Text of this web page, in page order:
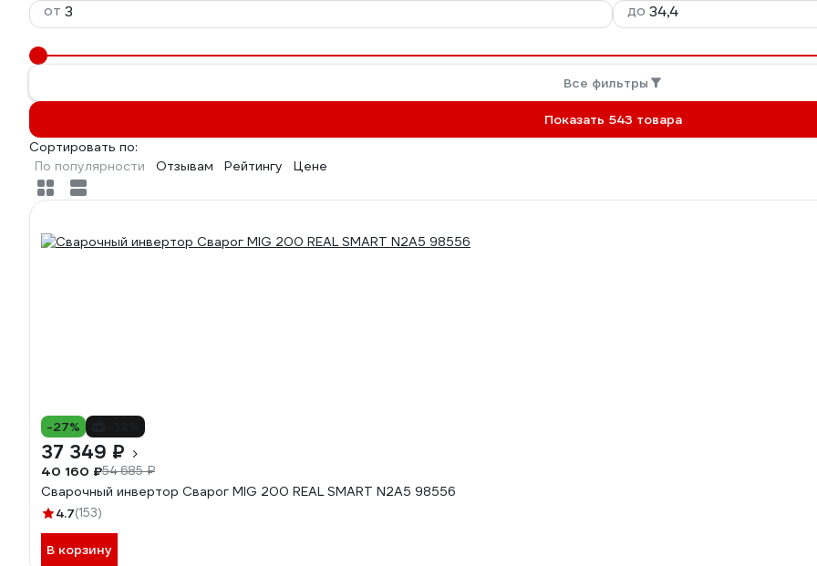
от до
Все фильтры
Показать 543 товара
Сортировать по:
По популярности
Отзывам Рейтингу Цене
-27%
37 349 ₽
40 160 ₽54 685 ₽
Сварочный инвертор Сварог MIG 200 REAL SMART N2A5 98556
4.7(153)
В корзину